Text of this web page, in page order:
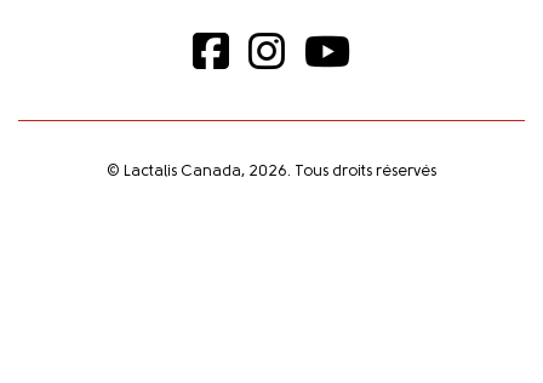
© Lactalis Canada, 2026. Tous droits réservés